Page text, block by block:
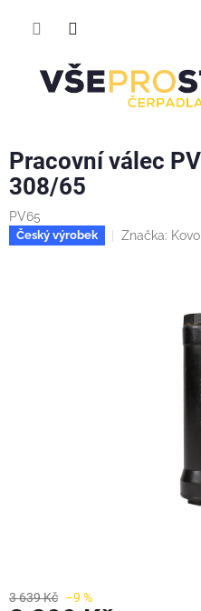
Pracovní válec
308/65
PV65
Český výrobek Značka:
3 639 Kč –9 %